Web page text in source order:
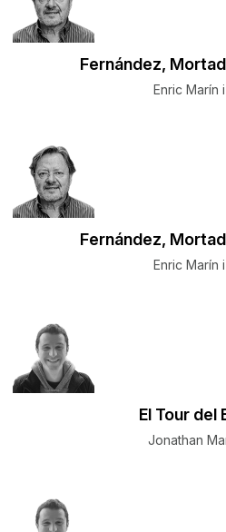
Fernández,
Enric Marín
Fernández,
Enric Marín
El Tour del
Jonathan